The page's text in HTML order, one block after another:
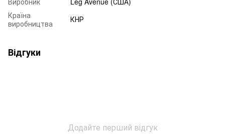
Країна
виробництва
КНР
Відгуки
Додайте перший відгук